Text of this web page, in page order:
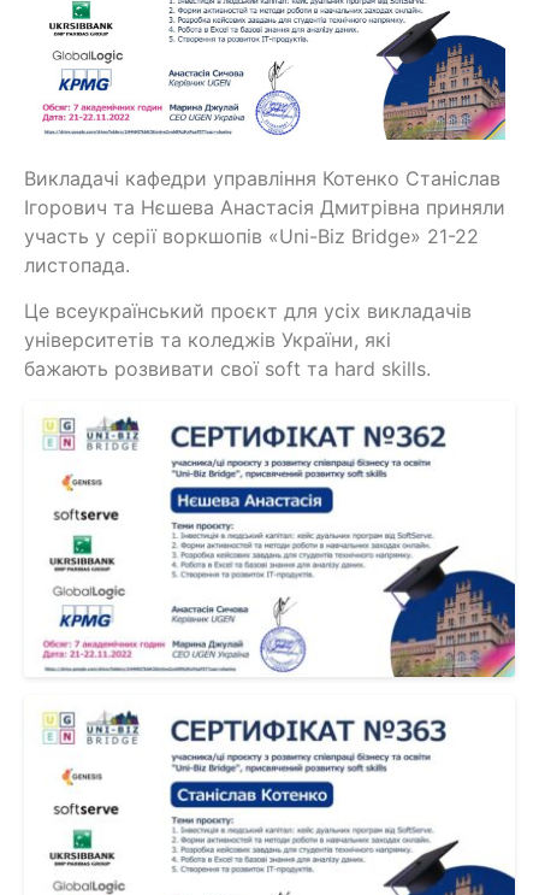
Викладачі кафедри управління Котенко Станіслав
Ігорович та Нєшева Анастасія Дмитрівна приняли
участь у серії воркшопів «Uni-Biz Bridge» 21-22
листопада.
Це всеукраїнський проєкт для усіх викладачів
університетів та коледжів України, які
бажають розвивати свої soft та hard skills.